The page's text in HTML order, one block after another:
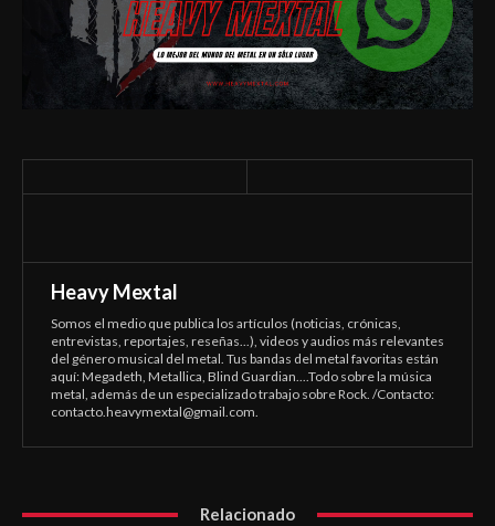
Heavy Mextal
Somos el medio que publica los artículos (noticias, crónicas,
entrevistas, reportajes, reseñas...), videos y audios más relevantes
del género musical del metal. Tus bandas del metal favoritas están
aquí: Megadeth, Metallica, Blind Guardian....Todo sobre la música
metal, además de un especializado trabajo sobre Rock. /Contacto:
contacto.heavymextal@gmail.com.
Relacionado